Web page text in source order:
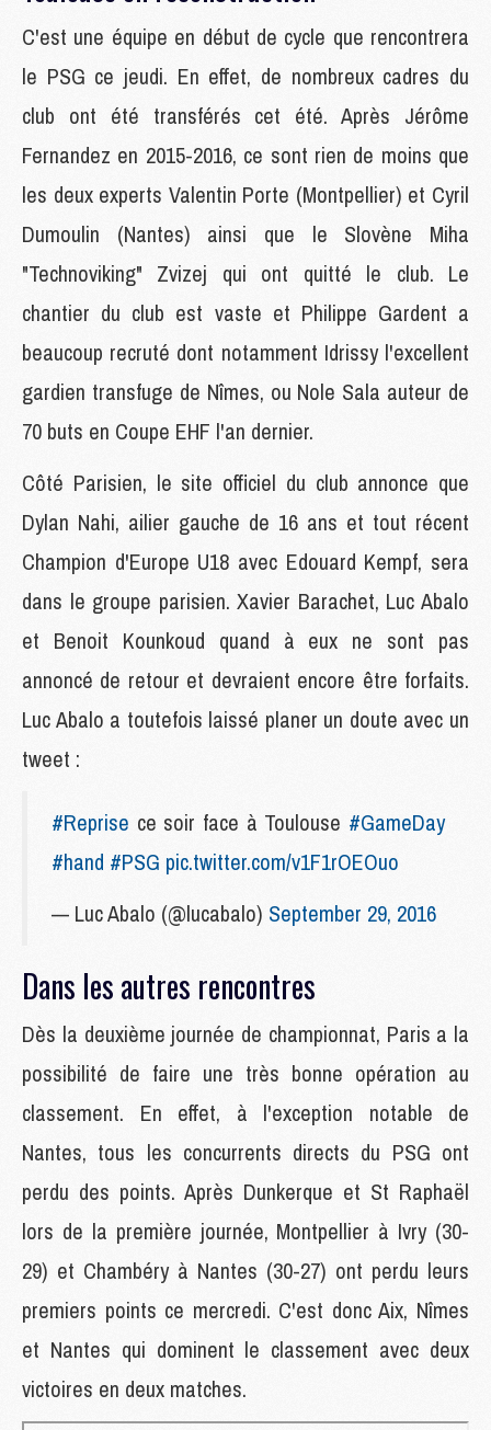
C'est une équipe en début de cycle que rencontrera
le PSG ce jeudi. En effet, de nombreux cadres du
club ont été transférés cet été. Après Jérôme
Fernandez en 2015-2016, ce sont rien de moins que
les deux experts Valentin Porte (Montpellier) et Cyril
Dumoulin (Nantes) ainsi que le Slovène Miha
"Technoviking" Zvizej qui ont quitté le club. Le
chantier du club est vaste et Philippe Gardent a
beaucoup recruté dont notamment Idrissy l'excellent
gardien transfuge de Nîmes, ou Nole Sala auteur de
70 buts en Coupe EHF l'an dernier.
Côté Parisien, le site officiel du club annonce que
Dylan Nahi, ailier gauche de 16 ans et tout récent
Champion d'Europe U18 avec Edouard Kempf, sera
dans le groupe parisien. Xavier Barachet, Luc Abalo
et Benoit Kounkoud quand à eux ne sont pas
annoncé de retour et devraient encore être forfaits.
Luc Abalo a toutefois laissé planer un doute avec un
tweet :
#Reprise ce soir face à Toulouse #GameDay
#hand #PSG pic.twitter.com/v1F1rOEOuo
— Luc Abalo (@lucabalo) September 29, 2016
Dans les autres rencontres
Dès la deuxième journée de championnat, Paris a la
possibilité de faire une très bonne opération au
classement. En effet, à l'exception notable de
Nantes, tous les concurrents directs du PSG ont
perdu des points. Après Dunkerque et St Raphaël
lors de la première journée, Montpellier à Ivry (30-
29) et Chambéry à Nantes (30-27) ont perdu leurs
premiers points ce mercredi. C'est donc Aix, Nîmes
et Nantes qui dominent le classement avec deux
victoires en deux matches.